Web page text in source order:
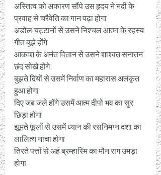
अस्तित्व को अकारण सौंपे उस हृदय ने नदी के
प्रवाह से चरैवेति का गान पढ़ा होगा
अडोल चट्टानों से उसने निश्चल आत्मा के रहस्य
गीत बूझे होंगे
आकाश के अनंत वितान से उसने शाश्वत सनातन
छंद सोखे होंगे
बुझते दियों से उसमें निर्वाण का महारास अलंकृत
हुआ होगा
दिए जब जले होंगे उसमें आत्म दीपो भव का सुर
छिड़ा होगा
झूमते फूलों से उसमें ध्यान की रसनिमग्न दशा का
लालित्य नाचा होगा
तिरते पत्तों से अहं ब्रम्हास्मि का मौन राग उमड़ा
होगा